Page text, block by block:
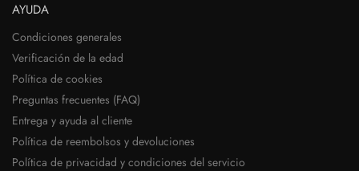
AYUDA
Condiciones generales
Verificación de la edad
Política de cookies
Preguntas frecuentes (FAQ)
Entrega y ayuda al cliente
Política de reembolsos y devoluciones
Política de privacidad y condiciones del servicio